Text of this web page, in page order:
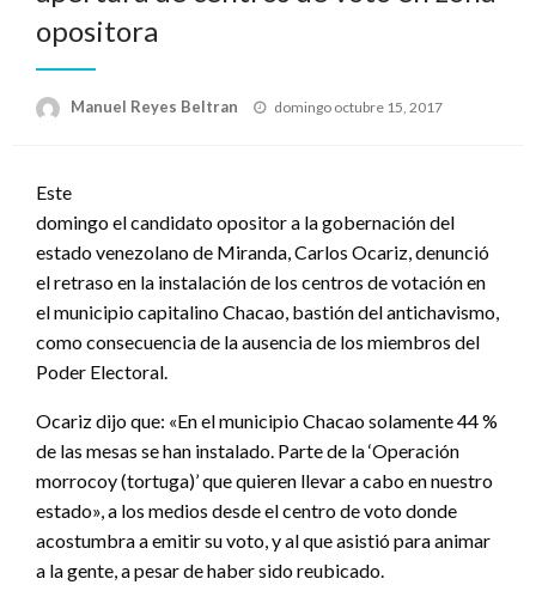
opositora
Manuel Reyes Beltran
Publicado
domingo octubre 15, 2017
Este
domingo el candidato opositor a la gobernación del
estado venezolano de Miranda, Carlos Ocariz, denunció
el retraso en la instalación de los centros de votación en
el municipio capitalino Chacao, bastión del antichavismo,
como consecuencia de la ausencia de los miembros del
Poder Electoral.
Ocariz dijo que: «En el municipio Chacao solamente 44 %
de las mesas se han instalado. Parte de la ‘Operación
morrocoy (tortuga)’ que quieren llevar a cabo en nuestro
estado», a los medios desde el centro de voto donde
acostumbra a emitir su voto, y al que asistió para animar
a la gente, a pesar de haber sido reubicado.